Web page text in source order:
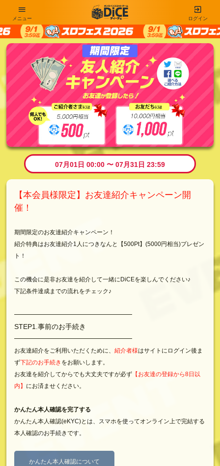
ログイン
メニュー
07月01日 00:00 〜 07月31日 23:59
【本会員様限定】お友達紹介キャンペーン開
催！
期間限定のお友達紹介キャンペーン！
紹介特典はお友達紹介1人につきなんと【500Pt】(5000円相当)プレゼン
ト！
この機会に是非お友達を紹介して一緒にDiCEを楽しんでください♪
下記条件達成までの流れをチェック♪
━━━━━━━━━━━━━━━━━━━━
STEP1.事前のお手続き
━━━━━━━━━━━━━━━━━━━━
お友達紹介をご利用いただくために、紹介者様はサイトにログイン後ま
ず下記のお手続き をお願いします。
お友達を紹介してからでも大丈夫ですが必ず 【お友達の登録から8日以
内】 にお済ませください。
かんたん本人確認を完了する
かんたん本人確認(eKYC)とは、スマホを使ってオンライン上で完結する
本人確認のお手続きです。
かんたん本人確認について